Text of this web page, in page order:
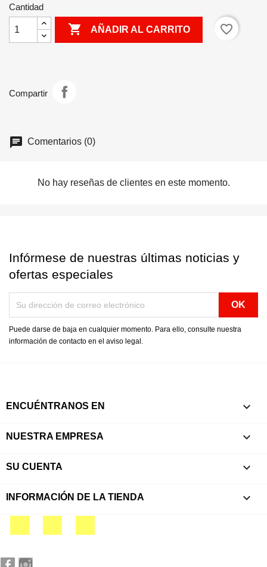
Cantidad
 AÑADIR AL CARRITO favorite_border
Compartir
Comentarios (0)
No hay reseñas de clientes en este momento.
Infórmese de nuestras últimas noticias y
ofertas especiales
Puede darse de baja en cualquier momento. Para ello, consulte nuestra
información de contacto en el aviso legal.
ENCUÉNTRANOS EN 
NUESTRA EMPRESA 
SU CUENTA 
INFORMACIÓN DE LA TIENDA keyboard_arrow_down